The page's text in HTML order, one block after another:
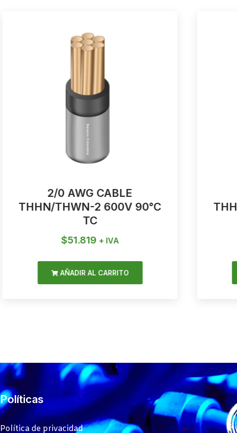
2/0 AWG CABLE
THHN/THWN-2 600V 90°C
TC
$51.819 + IVA
AÑADIR AL CARRITO
Políticas
Política de privacidad